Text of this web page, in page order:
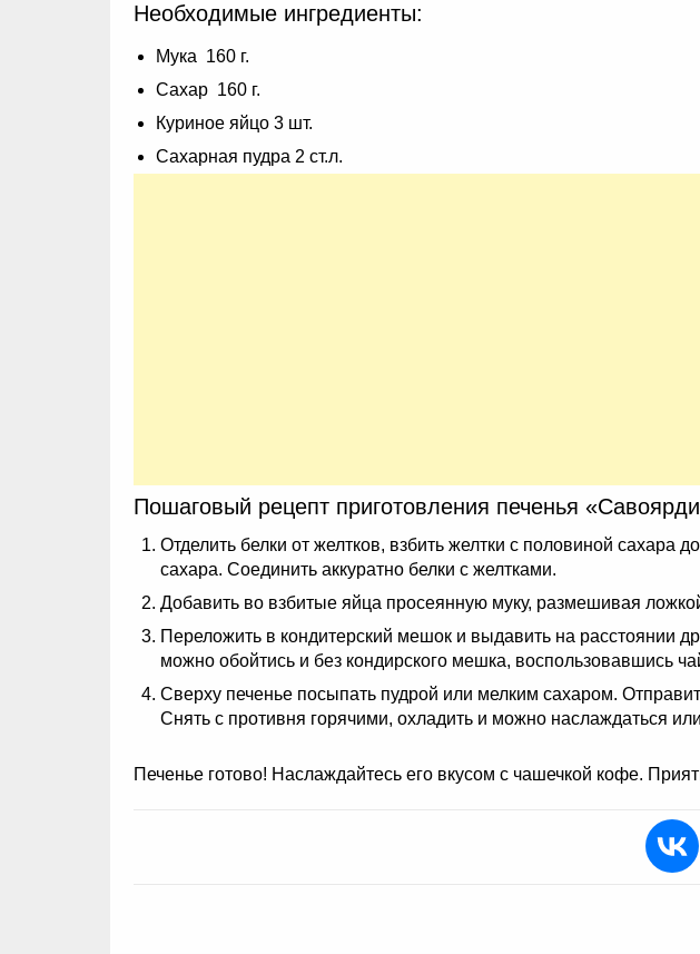
Необходимые ингредиенты:
Мука 160 г.
Сахар 160 г.
Куриное яйцо 3 шт.
Сахарная пудра 2 ст.л.
Пошаговый рецепт приготовления печенья
Отделить белки от желтков, взбить желтки с половиной сахара
сахара. Соединить аккуратно белки с желтками.
Добавить во взбитые яйца просеянную муку, размешивая
Переложить в кондитерский мешок и выдавить на расстоянии
можно обойтись и без кондирского мешка, воспользовавшись
Сверху печенье посыпать пудрой или мелким сахаром.
Снять с противня горячими, охладить и можно наслаждаться
Печенье готово! Наслаждайтесь его вкусом с чашечкой кофе.